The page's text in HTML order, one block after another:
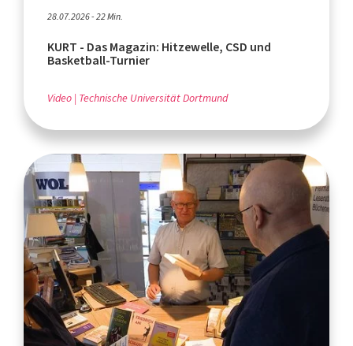
28.07.2026 - 22 Min.
KURT - Das Magazin: Hitzewelle, CSD und
Basketball-Turnier
Video Technische Universität Dortmund